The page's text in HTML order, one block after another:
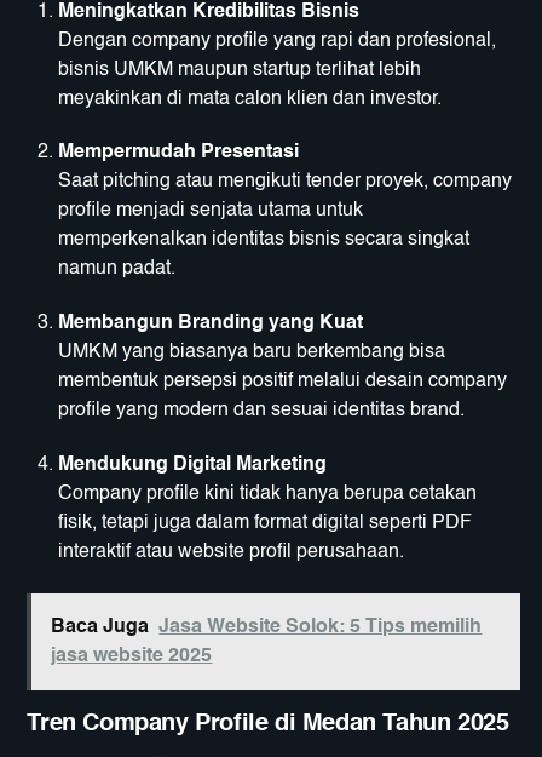
Meningkatkan Kredibilitas Bisnis
Dengan company profile yang rapi dan profesional,
bisnis UMKM maupun startup terlihat lebih
meyakinkan di mata calon klien dan investor.
Mempermudah Presentasi
Saat pitching atau mengikuti tender proyek, company
profile menjadi senjata utama untuk
memperkenalkan identitas bisnis secara singkat
namun padat.
Membangun Branding yang Kuat
UMKM yang biasanya baru berkembang bisa
membentuk persepsi positif melalui desain company
profile yang modern dan sesuai identitas brand.
Mendukung Digital Marketing
Company profile kini tidak hanya berupa cetakan
fisik, tetapi juga dalam format digital seperti PDF
interaktif atau website profil perusahaan.
Baca Juga Jasa Website Solok: 5 Tips memilih
jasa website 2025
Tren Company Profile di Medan Tahun 2025